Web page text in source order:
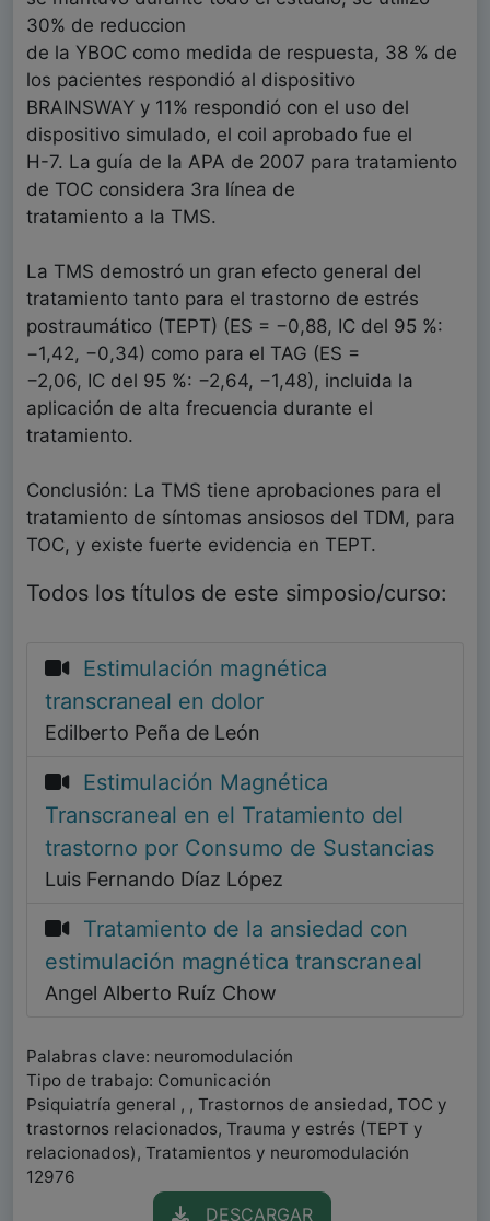
30% de reduccion
de la YBOC como medida de respuesta, 38 % de
los pacientes respondió al dispositivo
BRAINSWAY y 11% respondió con el uso del
dispositivo simulado, el coil aprobado fue el
H-7. La guía de la APA de 2007 para tratamiento
de TOC considera 3ra línea de
tratamiento a la TMS.
La TMS demostró un gran efecto general del
tratamiento tanto para el trastorno de estrés
postraumático (TEPT) (ES = −0,88, IC del 95 %:
−1,42, −0,34) como para el TAG (ES =
−2,06, IC del 95 %: −2,64, −1,48), incluida la
aplicación de alta frecuencia durante el
tratamiento.
Conclusión: La TMS tiene aprobaciones para el
tratamiento de síntomas ansiosos del TDM, para
TOC, y existe fuerte evidencia en TEPT.
Todos los títulos de este simposio/curso:
Estimulación magnética
transcraneal en dolor
Edilberto Peña de León
Estimulación Magnética
Transcraneal en el Tratamiento del
trastorno por Consumo de Sustancias
Luis Fernando Díaz López
Tratamiento de la ansiedad con
estimulación magnética transcraneal
Angel Alberto Ruíz Chow
Palabras clave: neuromodulación
Tipo de trabajo: Comunicación
Psiquiatría general , , Trastornos de ansiedad, TOC y
trastornos relacionados, Trauma y estrés (TEPT y
relacionados), Tratamientos y neuromodulación
12976
DESCARGAR